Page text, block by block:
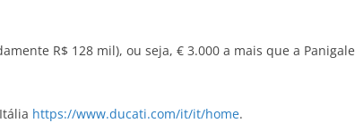
R$ 128 mil), ou seja, € 3.000 a mais que a Panigale
https://www.ducati.com/it/it/home.